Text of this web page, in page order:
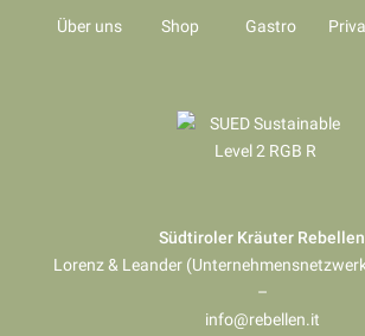
Über uns Shop Gastro
Südtiroler Kräuter Rebellen
Lorenz & Leander
–
info@rebellen.it